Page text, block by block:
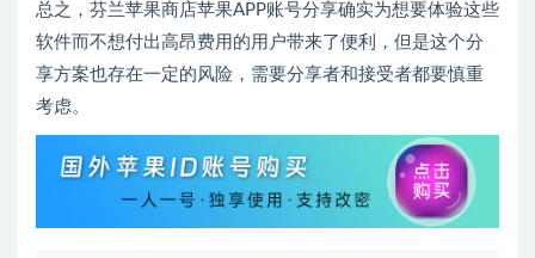
总之，芬兰苹果商店苹果APP账号分享确实为想要体验这些
软件而不想付出高昂费用的用户带来了便利，但是这个分
享方案也存在一定的风险，需要分享者和接受者都要慎重
考虑。